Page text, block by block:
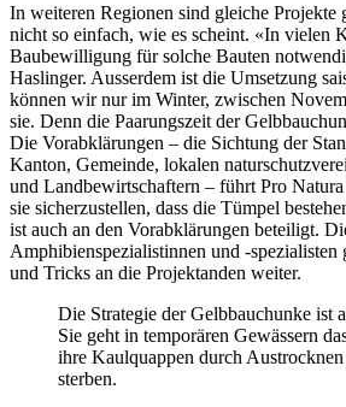
In weiteren Regionen sind gleiche Projekte
nicht so einfach, wie es scheint. «In vielen
Baubewilligung für solche Bauten
Haslinger. Ausserdem ist die Umsetzung
können wir nur im Winter, zwischen
sie. Denn die Paarungszeit der
Die Vorabklärungen – die Sichtung der
Kanton, Gemeinde, lokalen
und Landbewirtschaftern – führt Pro Natura
sie sicherzustellen, dass die Tümpel
ist auch an den Vorabklärungen beteiligt.
Amphibienspezialistinnen und -
und Tricks an die Projektanden weiter.
Die Strategie der Gelbbauchunke ist
Sie geht in temporären Gewässern
ihre Kaulquappen durch Austrocknen
sterben.